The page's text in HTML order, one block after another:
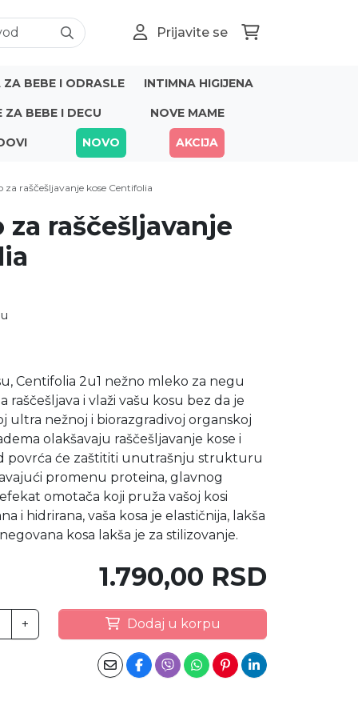
Prijavite se
BEBE I ODRASLE INTIMNA HIGIJENA
ZA BEBE I DECU NOVE MAME
NOVO AKCIJA
za raščešljavanje kose Centifolia
raščešljavanje
Centifolia 2u1 nežno mleko za negu
raščešljava i vlaži vašu kosu bez da je
ultra nežnoj i biorazgradivoj organskoj
olakšavaju raščešljavanje kose i
povrća će zaštititi unutrašnju strukturu
promenu proteina, glavnog
omotača koji pruža vašoj kosi
i hidrirana, vaša kosa je elastičnija, lakša
kosa lakša je za stilizovanje.
1.790,00 RSD
+ Dodaj u korpu